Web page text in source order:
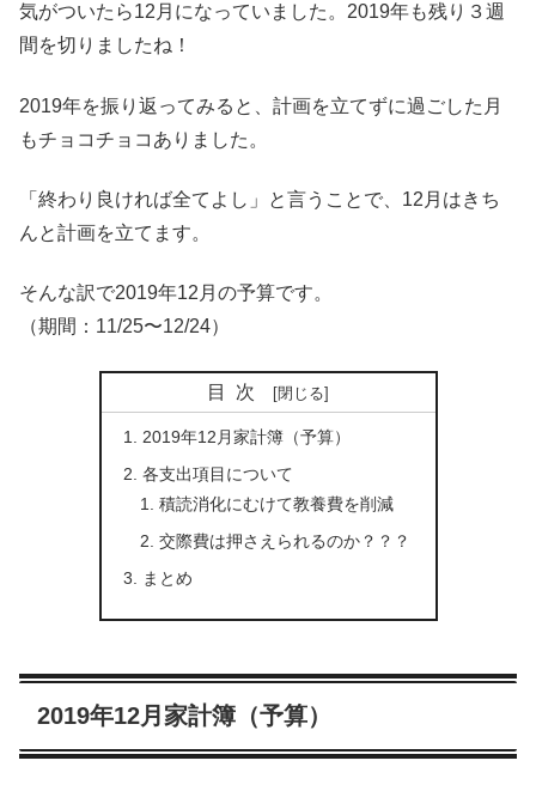
気がついたら12月になっていました。2019年も残り３週
間を切りましたね！
2019年を振り返ってみると、計画を立てずに過ごした月
もチョコチョコありました。
「終わり良ければ全てよし」と言うことで、12月はきち
んと計画を立てます。
そんな訳で2019年12月の予算です。
（期間：11/25〜12/24）
目次
2019年12月家計簿（予算）
各支出項目について
積読消化にむけて教養費を削減
交際費は押さえられるのか？？？
まとめ
2019年12月家計簿（予算）